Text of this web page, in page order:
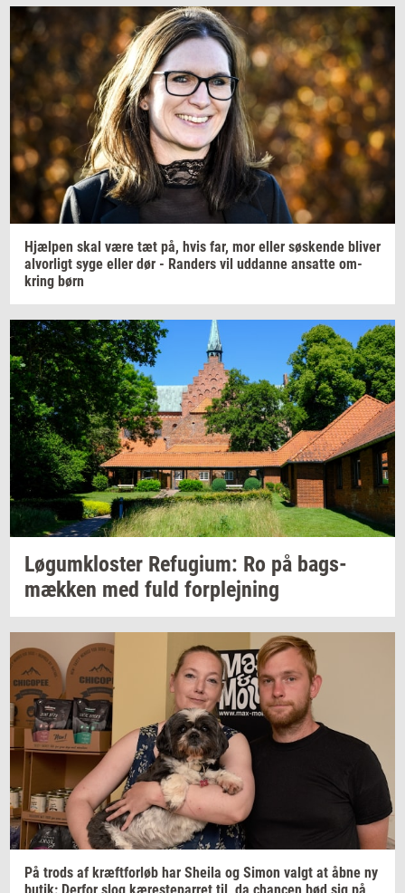
Hjæl­pen skal være tæt på, hvis far, mor eller sø­sken­de bli­ver
al­vor­ligt syge eller dør - Ran­ders vil ud­dan­ne an­sat­te om­
kring børn
Løgum­klo­ster Re­fu­gi­um: Ro på bags­
mæk­ken med fuld for­plej­ning
På trods af kræft­for­løb har Sheila og Simon valgt at åbne ny